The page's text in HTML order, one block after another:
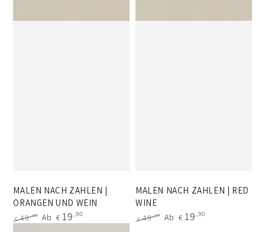
MALEN NACH ZAHLEN |
ORANGEN UND WEIN
Regulärer
€ 49,90
Verkaufspreis
Ab € 19 ,90
MALEN NACH ZAHLEN | RED
WINE
€ 49,90 Ab € 19 ,90